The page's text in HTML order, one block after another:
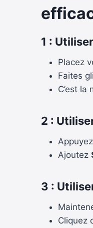
1 :
Placez
Faites
C’est
2 :
Ajoutez
3 :
Cliquez